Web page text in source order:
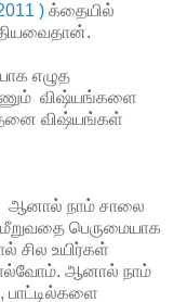
) க்தையில்
எழுத
விஷ்யங்களை
விஷ்யங்கள்
ஆனால் நாம் சாலை
பெருமையாக
சில உயிர்கள்
ஆனால் நாம்
பாட்டில்களை